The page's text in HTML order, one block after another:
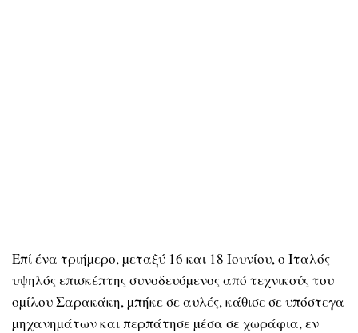
Επί ένα τριήµερο, µεταξύ 16 και 18 Ιουνίου, ο Ιταλός
υψηλός επισκέπτης συνοδευόµενος από τεχνικούς του
οµίλου Σαρακάκη, µπήκε σε αυλές, κάθισε σε υπόστεγα
µηχανηµάτων και περπάτησε µέσα σε χωράφια, εν